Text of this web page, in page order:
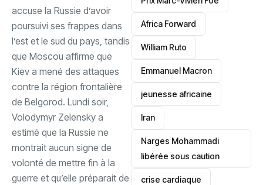
accuse la Russie d’avoir
poursuivi ses frappes dans
l’est et le sud du pays, tandis
que Moscou affirme que
Kiev a mené des attaques
contre la région frontalière
de Belgorod. Lundi soir,
Volodymyr Zelensky a
estimé que la Russie ne
montrait aucun signe de
volonté de mettre fin à la
guerre et qu’elle préparait de
‎Africa Forward
William Ruto
Emmanuel Macron
jeunesse africaine
‎Iran
Narges Mohammadi
libérée sous caution
crise cardiaque